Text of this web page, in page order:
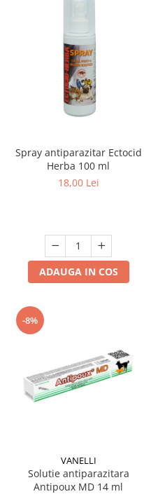
Spray antiparazitar Ectocid
Herba 100 ml
18,00 Lei
ADAUGA IN COS
-8%
VANELLI
Solutie antiparazitara
Antipoux MD 14 ml